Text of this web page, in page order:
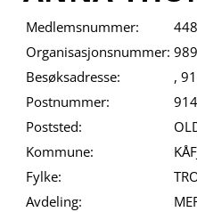
Medlemsnummer:
Organisasjonsnummer:
Besøksadresse:
,
Postnummer:
Poststed:
Kommune:
Fylke:
Avdeling: